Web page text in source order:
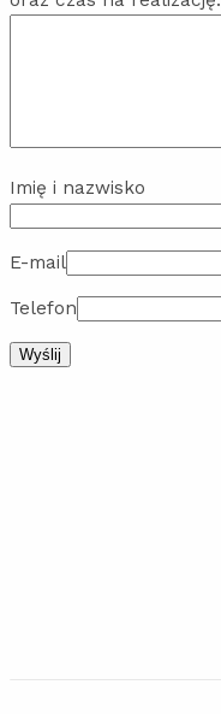
Imię i nazwisko
E-mail
Telefon